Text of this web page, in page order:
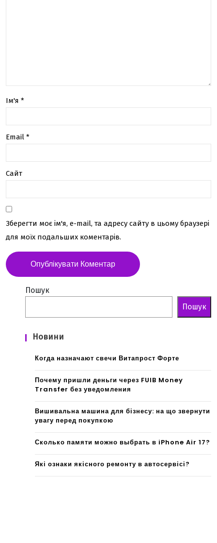
від
SEO
.UA
Ім'я *
Email *
Сайт
Зберегти моє ім'я, e-mail, та адресу сайту в цьому браузері
для моїх подальших коментарів.
Пошук
Пошук
Новини
Когда назначают свечи Витапрост Форте
Почему пришли деньги через FUIB Money
Transfer без уведомления
Вишивальна машина для бізнесу: на що звернути
увагу перед покупкою
Сколько памяти можно выбрать в iPhone Air 17?
Які ознаки якісного ремонту в автосервісі?